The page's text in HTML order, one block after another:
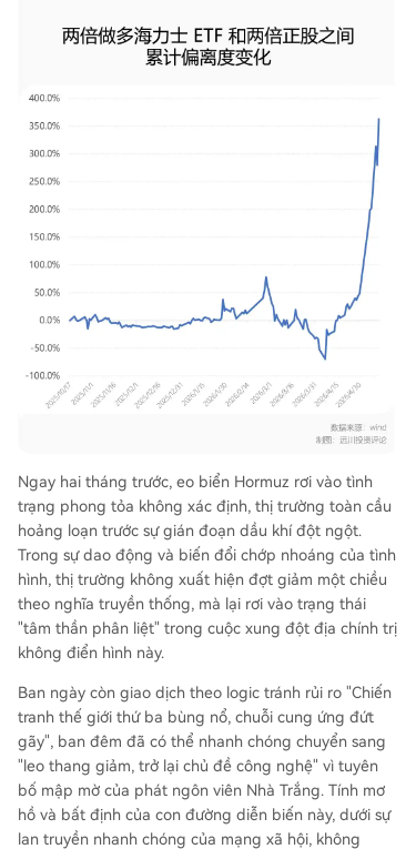
Ngay hai tháng trước, eo biển Hormuz rơi vào tình
trạng phong tỏa không xác định, thị trường toàn cầu
hoảng loạn trước sự gián đoạn dầu khí đột ngột.
Trong sự dao động và biến đổi chớp nhoáng của tình
hình, thị trường không xuất hiện đợt giảm một chiều
theo nghĩa truyền thống, mà lại rơi vào trạng thái
"tâm thần phân liệt" trong cuộc xung đột địa chính trị
không điển hình này.
Ban ngày còn giao dịch theo logic tránh rủi ro "Chiến
tranh thế giới thứ ba bùng nổ, chuỗi cung ứng đứt
gãy", ban đêm đã có thể nhanh chóng chuyển sang
"leo thang giảm, trở lại chủ đề công nghệ" vì tuyên
bố mập mờ của phát ngôn viên Nhà Trắng. Tính mơ
hồ và bất định của con đường diễn biến này, dưới sự
lan truyền nhanh chóng của mạng xã hội, không